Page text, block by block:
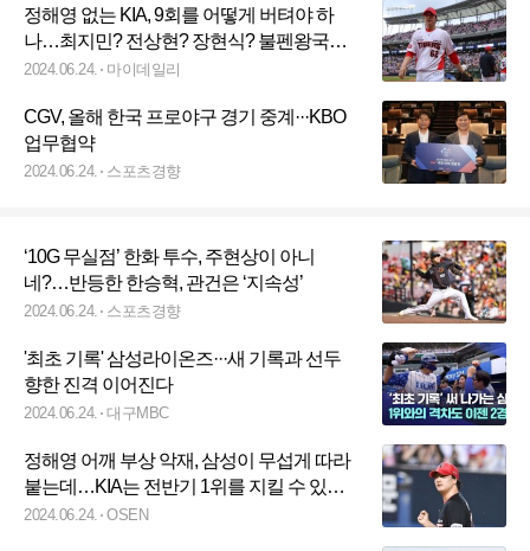
정해영 없는 KIA, 9회를 어떻게 버텨야 하
나…최지민? 전상현? 장현식? 불펜왕국의
고민, 장맛비 기다려야 하나
2024.06.24. 마이데일리
CGV, 올해 한국 프로야구 경기 중계···KBO
업무협약
2024.06.24. 스포츠경향
‘10G 무실점’ 한화 투수, 주현상이 아니
네?…반등한 한승혁, 관건은 ‘지속성’
2024.06.24. 스포츠경향
'최초 기록' 삼성라이온즈···새 기록과 선두
향한 진격 이어진다
2024.06.24. 대구MBC
정해영 어깨 부상 악재, 삼성이 무섭게 따라
붙는데…KIA는 전반기 1위를 지킬 수 있을
까
2024.06.24. OSEN